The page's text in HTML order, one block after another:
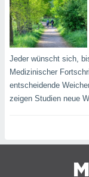
und der
von
von
Jeder wünscht sich,
Medizinischer
entscheidende
zeigen Studien neue